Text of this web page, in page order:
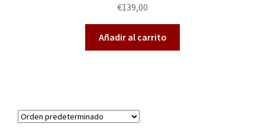
€139,00
Añadir al carrito